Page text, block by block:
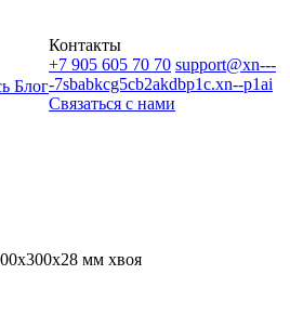
Блог
Контакты
+7 905 605 70 70 support@xn---
-7sbabkcg5cb2akdbp1c.xn--p1ai
Связаться с нами
мм хвоя